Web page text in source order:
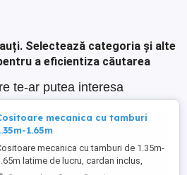
Selectează categoria și alte
a eficientiza căutarea
te-ar putea interesa
mecanica cu tamburi
1.65m
mecanica cu tamburi de 1.35m-
latime de lucru, cardan inclus,